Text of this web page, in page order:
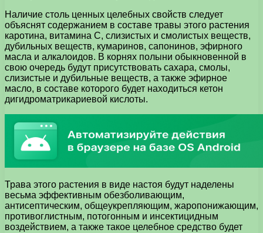
Наличие столь ценных целебных свойств следует
объяснят содержанием в составе травы этого растения
каротина, витамина С, слизистых и смолистых веществ,
дубильных веществ, кумаринов, сапонинов, эфирного
масла и алкалоидов. В корнях полыни обыкновенной в
свою очередь будут присутствовать сахара, смолы,
слизистые и дубильные веществ, а также эфирное
масло, в составе которого будет находиться кетон
дигидроматрикариевой кислоты.
Трава этого растения в виде настоя будут наделены
весьма эффективным обезболивающим,
антисептическим, общеукрепляющим, жаропонижающим,
противоглистным, потогонным и инсектицидным
воздействием, а также такое целебное средство будет